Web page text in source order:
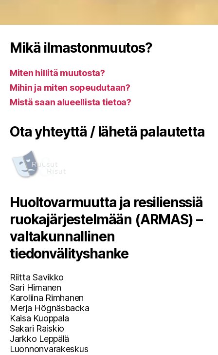
Mikä ilmastonmuutos?
Miten hillitä muutosta?
Mihin ja miten sopeudutaan?
Mistä saan alueellista tietoa?
Ota yhteyttä / lähetä palautetta
Huoltovarmuutta ja resilienssiä
ruokajärjestelmään (ARMAS) –
valtakunnallinen
tiedonvälityshanke
Riitta Savikko
Sari Himanen
Karoliina Rimhanen
Merja Högnäsbacka
Kaisa Kuoppala
Sakari Raiskio
Jarkko Leppälä
Luonnonvarakeskus